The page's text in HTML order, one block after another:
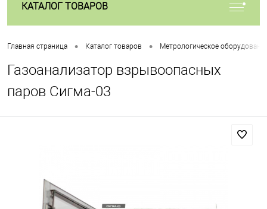
КАТАЛОГ ТОВАРОВ
Главная страница • Каталог товаров • Метрологическое
Газоанализатор взрывоопасных
паров Сигма-03